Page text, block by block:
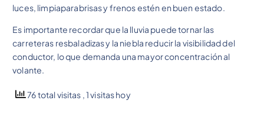
luces, limpiaparabrisas y frenos estén en buen estado.
Es importante recordar que la lluvia puede tornar las
carreteras resbaladizas y la niebla reducir la visibilidad del
conductor, lo que demanda una mayor concentración al
volante.
76 total visitas , 1 visitas hoy